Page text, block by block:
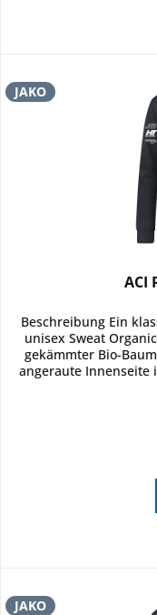
JAKO
ACI
Beschreibung Ein
unisex Sweat
gekämmter Bio-
angeraute Innenseite
JAKO